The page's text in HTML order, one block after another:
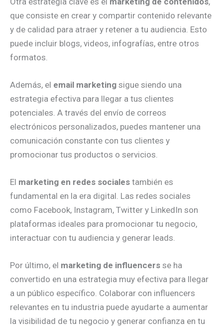
que consiste en crear y compartir contenido relevante
y de calidad para atraer y retener a tu audiencia. Esto
puede incluir blogs, videos, infografías, entre otros
formatos.
Además, el email marketing sigue siendo una
estrategia efectiva para llegar a tus clientes
potenciales. A través del envío de correos
electrónicos personalizados, puedes mantener una
comunicación constante con tus clientes y
promocionar tus productos o servicios.
El marketing en redes sociales también es
fundamental en la era digital. Las redes sociales
como Facebook, Instagram, Twitter y LinkedIn son
plataformas ideales para promocionar tu negocio,
interactuar con tu audiencia y generar leads.
Por último, el marketing de influencers se ha
convertido en una estrategia muy efectiva para llegar
a un público específico. Colaborar con influencers
relevantes en tu industria puede ayudarte a aumentar
la visibilidad de tu negocio y generar confianza en tu